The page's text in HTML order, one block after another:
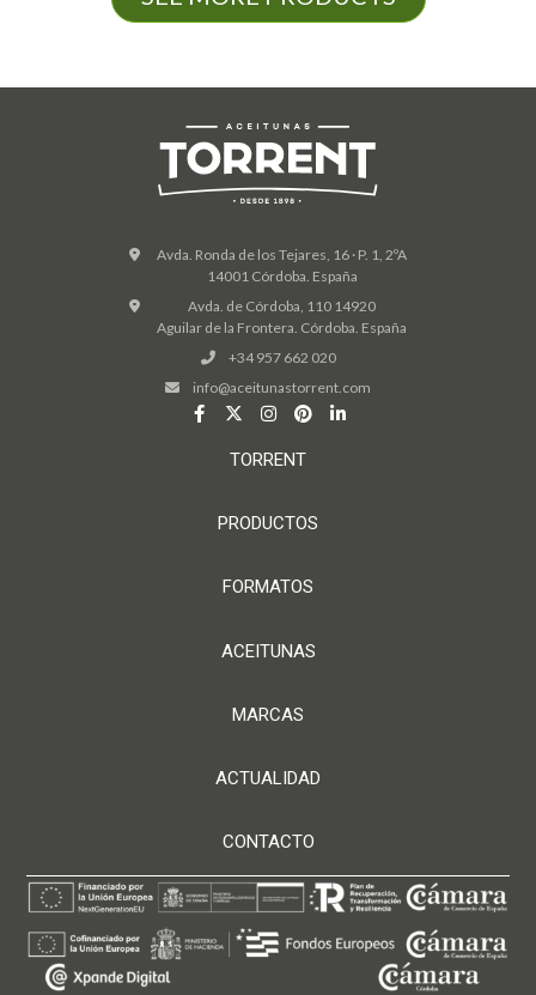
Avda. Ronda de los Tejares, 16 · P. 1, 2ºA
14001 Córdoba. España
Avda. de Córdoba, 110 14920
Aguilar de la Frontera. Córdoba. España
+34 957 662 020
info@aceitunastorrent.com
TORRENT
PRODUCTOS
FORMATOS
ACEITUNAS
MARCAS
ACTUALIDAD
CONTACTO